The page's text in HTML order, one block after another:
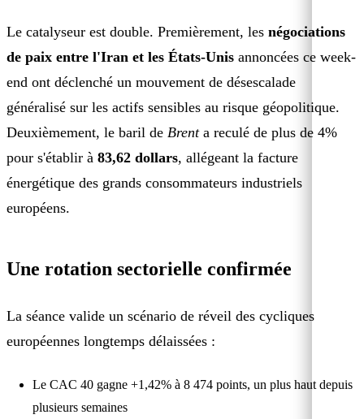
Le catalyseur est double. Premièrement, les négociations
de paix entre l'Iran et les États-Unis annoncées ce week-
end ont déclenché un mouvement de désescalade
généralisé sur les actifs sensibles au risque géopolitique.
Deuxièmement, le baril de Brenta reculé de plus de 4%
pour s'établir à 83,62 dollars, allégeant la facture
énergétique des grands consommateurs industriels
européens.
Une rotation sectorielle confirmée
La séance valide un scénario de réveil des cycliques
européennes longtemps délaissées :
Le CAC 40 gagne +1,42% à 8 474 points, un plus haut depuis
plusieurs semaines